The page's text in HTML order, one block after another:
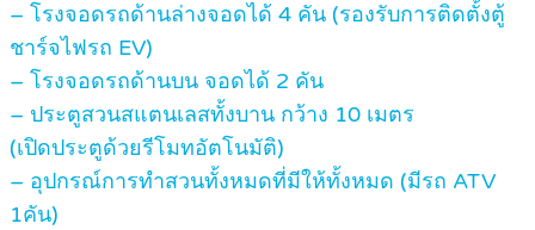
– โรงจอดรถด้านล่างจอดได้ 4 คัน (รองรับการติดตั้งตู้
ชาร์จไฟรถ EV)
– โรงจอดรถด้านบน จอดได้ 2 คัน
– ประตูสวนสแตนเลสทั้งบาน กว้าง 10 เมตร
(เปิดประตูด้วยรีโมทอัตโนมัติ)
– อุปกรณ์การทำสวนทั้งหมดที่มีให้ทั้งหมด (มีรถ ATV
1คัน)